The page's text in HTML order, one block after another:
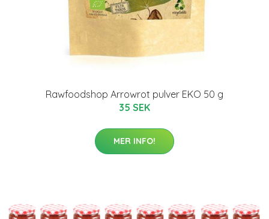
Rawfoodshop Arrowrot pulver EKO 50 g
35 SEK
MER INFO!